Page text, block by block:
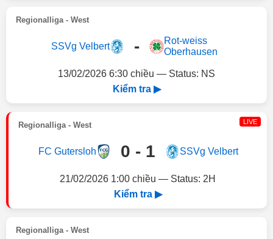
Regionalliga - West
SSVg Velbert -
Rot-weiss
Oberhausen
13/02/2026 6:30 chiều — Status: NS
Kiểm tra ▶
Regionalliga - West LIVE
FC Gutersloh 0 - 1 SSVg Velbert
21/02/2026 1:00 chiều — Status: 2H
Kiểm tra ▶
Regionalliga - West